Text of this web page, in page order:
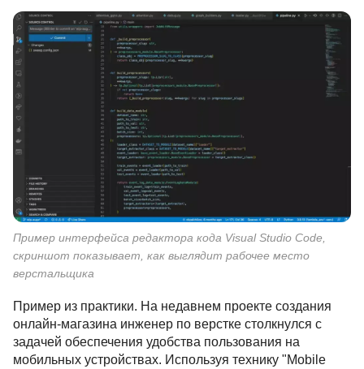
Пример интерфейса редактора кода Visual Studio Code,
скриншот показывает, как выглядит рабочее место
верстальщика
Пример из практики. На недавнем проекте создания
онлайн-магазина инженер по верстке столкнулся с
задачей обеспечения удобства пользования на
мобильных устройствах. Используя технику "Mobile